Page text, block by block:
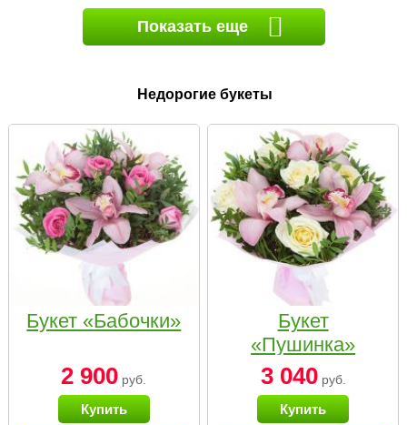
Показать еще
Недорогие букеты
Букет «Бабочки»
2 900 руб.
Купить
Букет
«Пушинка»
3 040руб.
Купить